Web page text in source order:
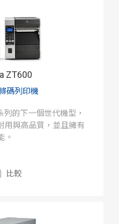
ZT600
碼列印機
的下一個世代機型，
用與高品質，並且擁有
。
比較